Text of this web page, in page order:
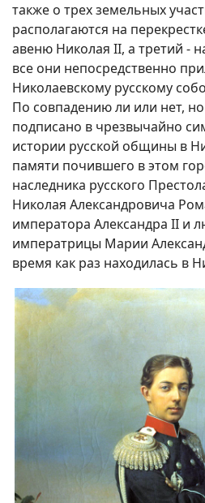
также о трех земельных
располагаются на
авеню Николая II, а третий -
все они непосредственно
Николаевскому русскому
По совпадению ли или нет,
подписано в чрезвычайно
истории русской общины в
памяти почившего в этом
наследника русского
Николая Александровича
императора Александра II и
императрицы Марии
время как раз находилась в